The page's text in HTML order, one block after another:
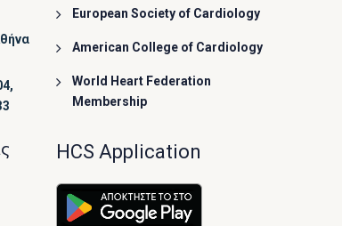
European Society of Cardiology
American College of Cardiology
World Heart Federation
Membership
HCS Application